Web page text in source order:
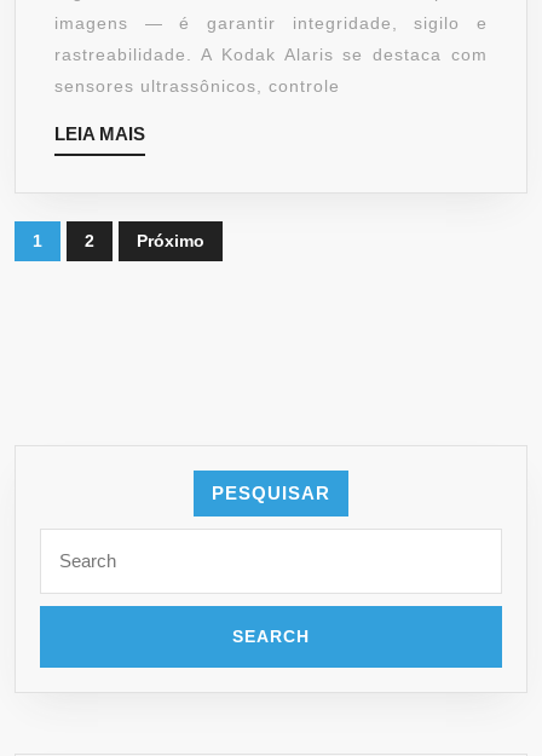
DIGITALIZAÇÃO
imagens — é garantir integridade, sigilo e
rastreabilidade. A Kodak Alaris se destaca com
sensores ultrassônicos, controle
LEIA MAISLEIA
MAIS
Paginação
de
1 2 Próximo
PESQUISAR
for: